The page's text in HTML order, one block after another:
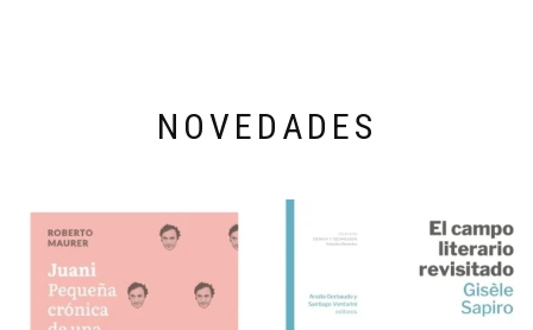
NOVEDADES